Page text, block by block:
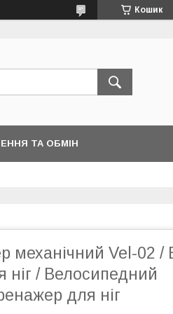
Кошик
ТА ОБМІН
механічний Vel-02 /
ніг / Велосипедний
для ніг